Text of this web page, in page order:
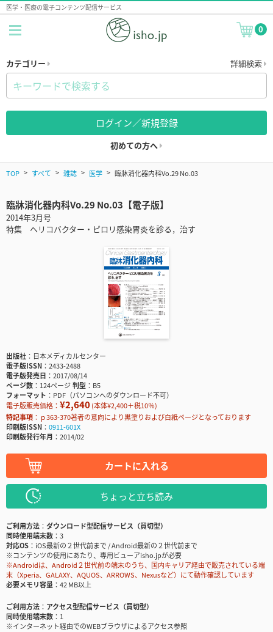
医学・医療の電子コンテンツ配信サービス
0
カテゴリー 詳細検索
ログイン／新規登録
初めての方へ
TOP すべて 雑誌 医学 臨牀消化器内科Vo.29 No.03
臨牀消化器内科Vo.29 No.03【電子版】
2014年3月号
特集 ヘリコバクター・ピロリ感染胃炎を診る，治す
出版社
日本メディカルセンター
電子版ISSN
2433-2488
電子版発売日
2017/08/14
ページ数
124ページ判型
B5
フォーマット
PDF（パソコンへのダウンロード不可）
電子版販売価格： ¥2,640(本体¥2,400＋税10％)
特記事項
ｐ363-370著者の意向により黒塗りおよび白紙ページとなっております
印刷版ISSN
0911-601X
印刷版発行年月
2014/02
カートに入れる
ちょっと立ち読み
ご利用方法
ダウンロード型配信サービス（買切型）
同時使用端末数
3
対応OS
iOS最新の２世代前まで / Android最新の２世代前まで
※コンテンツの使用にあたり、専用ビューアisho.jpが必要
※Androidは、Android２世代前の端末のうち、国内キャリア経由で販売されている端
末（Xperia、GALAXY、AQUOS、ARROWS、Nexusなど）にて動作確認しています
必要メモリ容量
42 MB以上
ご利用方法
アクセス型配信サービス（買切型）
同時使用端末数
1
※インターネット経由でのWEBブラウザによるアクセス参照